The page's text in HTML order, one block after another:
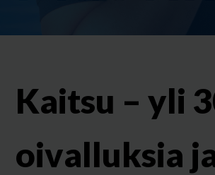
Kaitsu – yli
oivalluksia